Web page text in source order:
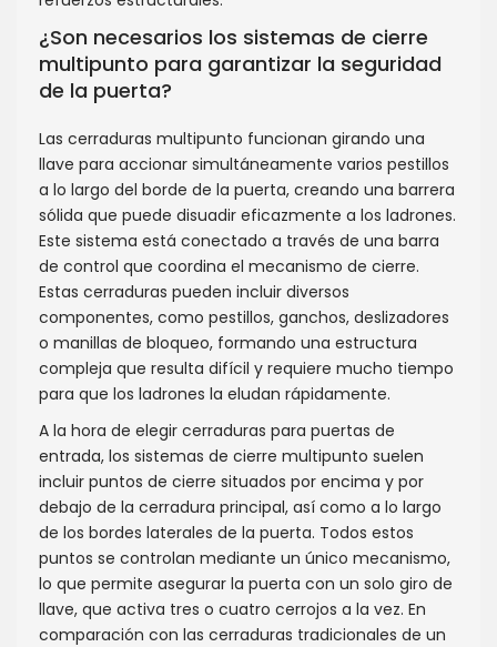
¿Son necesarios los sistemas de cierre
multipunto para garantizar la seguridad
de la puerta?
Las cerraduras multipunto funcionan girando una
llave para accionar simultáneamente varios pestillos
a lo largo del borde de la puerta, creando una barrera
sólida que puede disuadir eficazmente a los ladrones.
Este sistema está conectado a través de una barra
de control que coordina el mecanismo de cierre.
Estas cerraduras pueden incluir diversos
componentes, como pestillos, ganchos, deslizadores
o manillas de bloqueo, formando una estructura
compleja que resulta difícil y requiere mucho tiempo
para que los ladrones la eludan rápidamente.
A la hora de elegir cerraduras para puertas de
entrada, los sistemas de cierre multipunto suelen
incluir puntos de cierre situados por encima y por
debajo de la cerradura principal, así como a lo largo
de los bordes laterales de la puerta. Todos estos
puntos se controlan mediante un único mecanismo,
lo que permite asegurar la puerta con un solo giro de
llave, que activa tres o cuatro cerrojos a la vez. En
comparación con las cerraduras tradicionales de un